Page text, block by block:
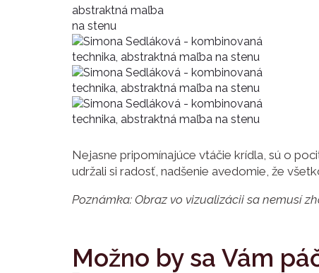
Nejasne pripomínajúce vtáčie krídla, sú o
udržali si radosť, nadšenie avedomie, že
Poznámka: Obraz vo vizualizácii sa nemusí
Možno by sa Vám